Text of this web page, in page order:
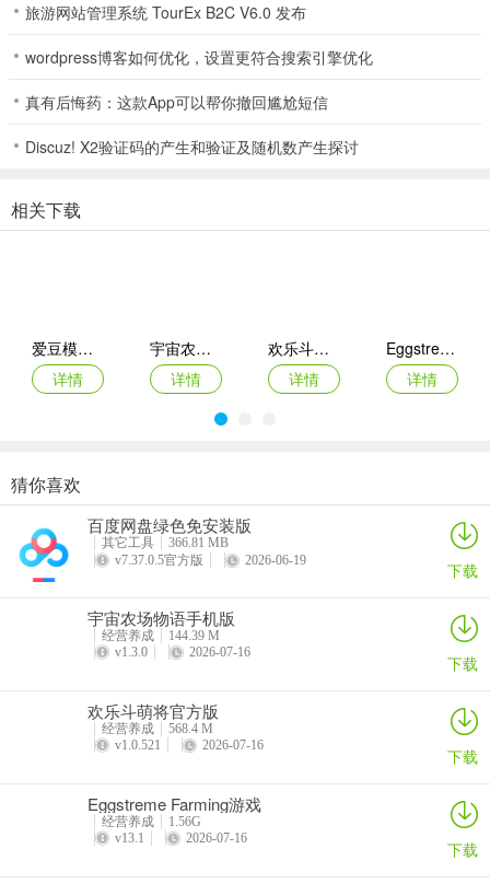
问：怎样定制Pou？
答：尝试新的服装、帽子和其他配饰来定制Pou的外观。
问：游戏里还有什么其他玩法？
答：玩游戏收集金币，装饰你的房子和花园，拜访朋友并一起玩耍。
答：正在准备添加许多新旧功能、物品和游戏，也会倾听建议改进应
旅游网站管理系统 TourEx B2C V6.0 发布
wordpress博客如何优化，设置更符合搜索引擎优化
真有后悔药：这款App可以帮你撤回尴尬短信
Discuz! X2验证码的产生和验证及随机数产生探讨
相关下载
爱豆模拟器
详情
宇宙农场物语手机版
详情
欢乐斗萌将官方版
详情
Eggstreme Farming游戏
详情
珍珠奶茶革命
详情
烹饪环游记
详情
王座守护者
伯吉的温馨厨房手机版
猜你喜欢
百度网盘绿色免安装版
其它工具
366.81 MB
v7.37.0.5官方版
2026-06-19 下载
宇宙农场物语手机版
经营养成
144.39 M
v1.3.0
2026-07-16 下载
欢乐斗萌将官方版
经营养成
568.4 M
v1.0.521
2026-07-16 下载
Eggstreme Farming游戏
经营养成
1.56G
v13.1
2026-07-16 下载